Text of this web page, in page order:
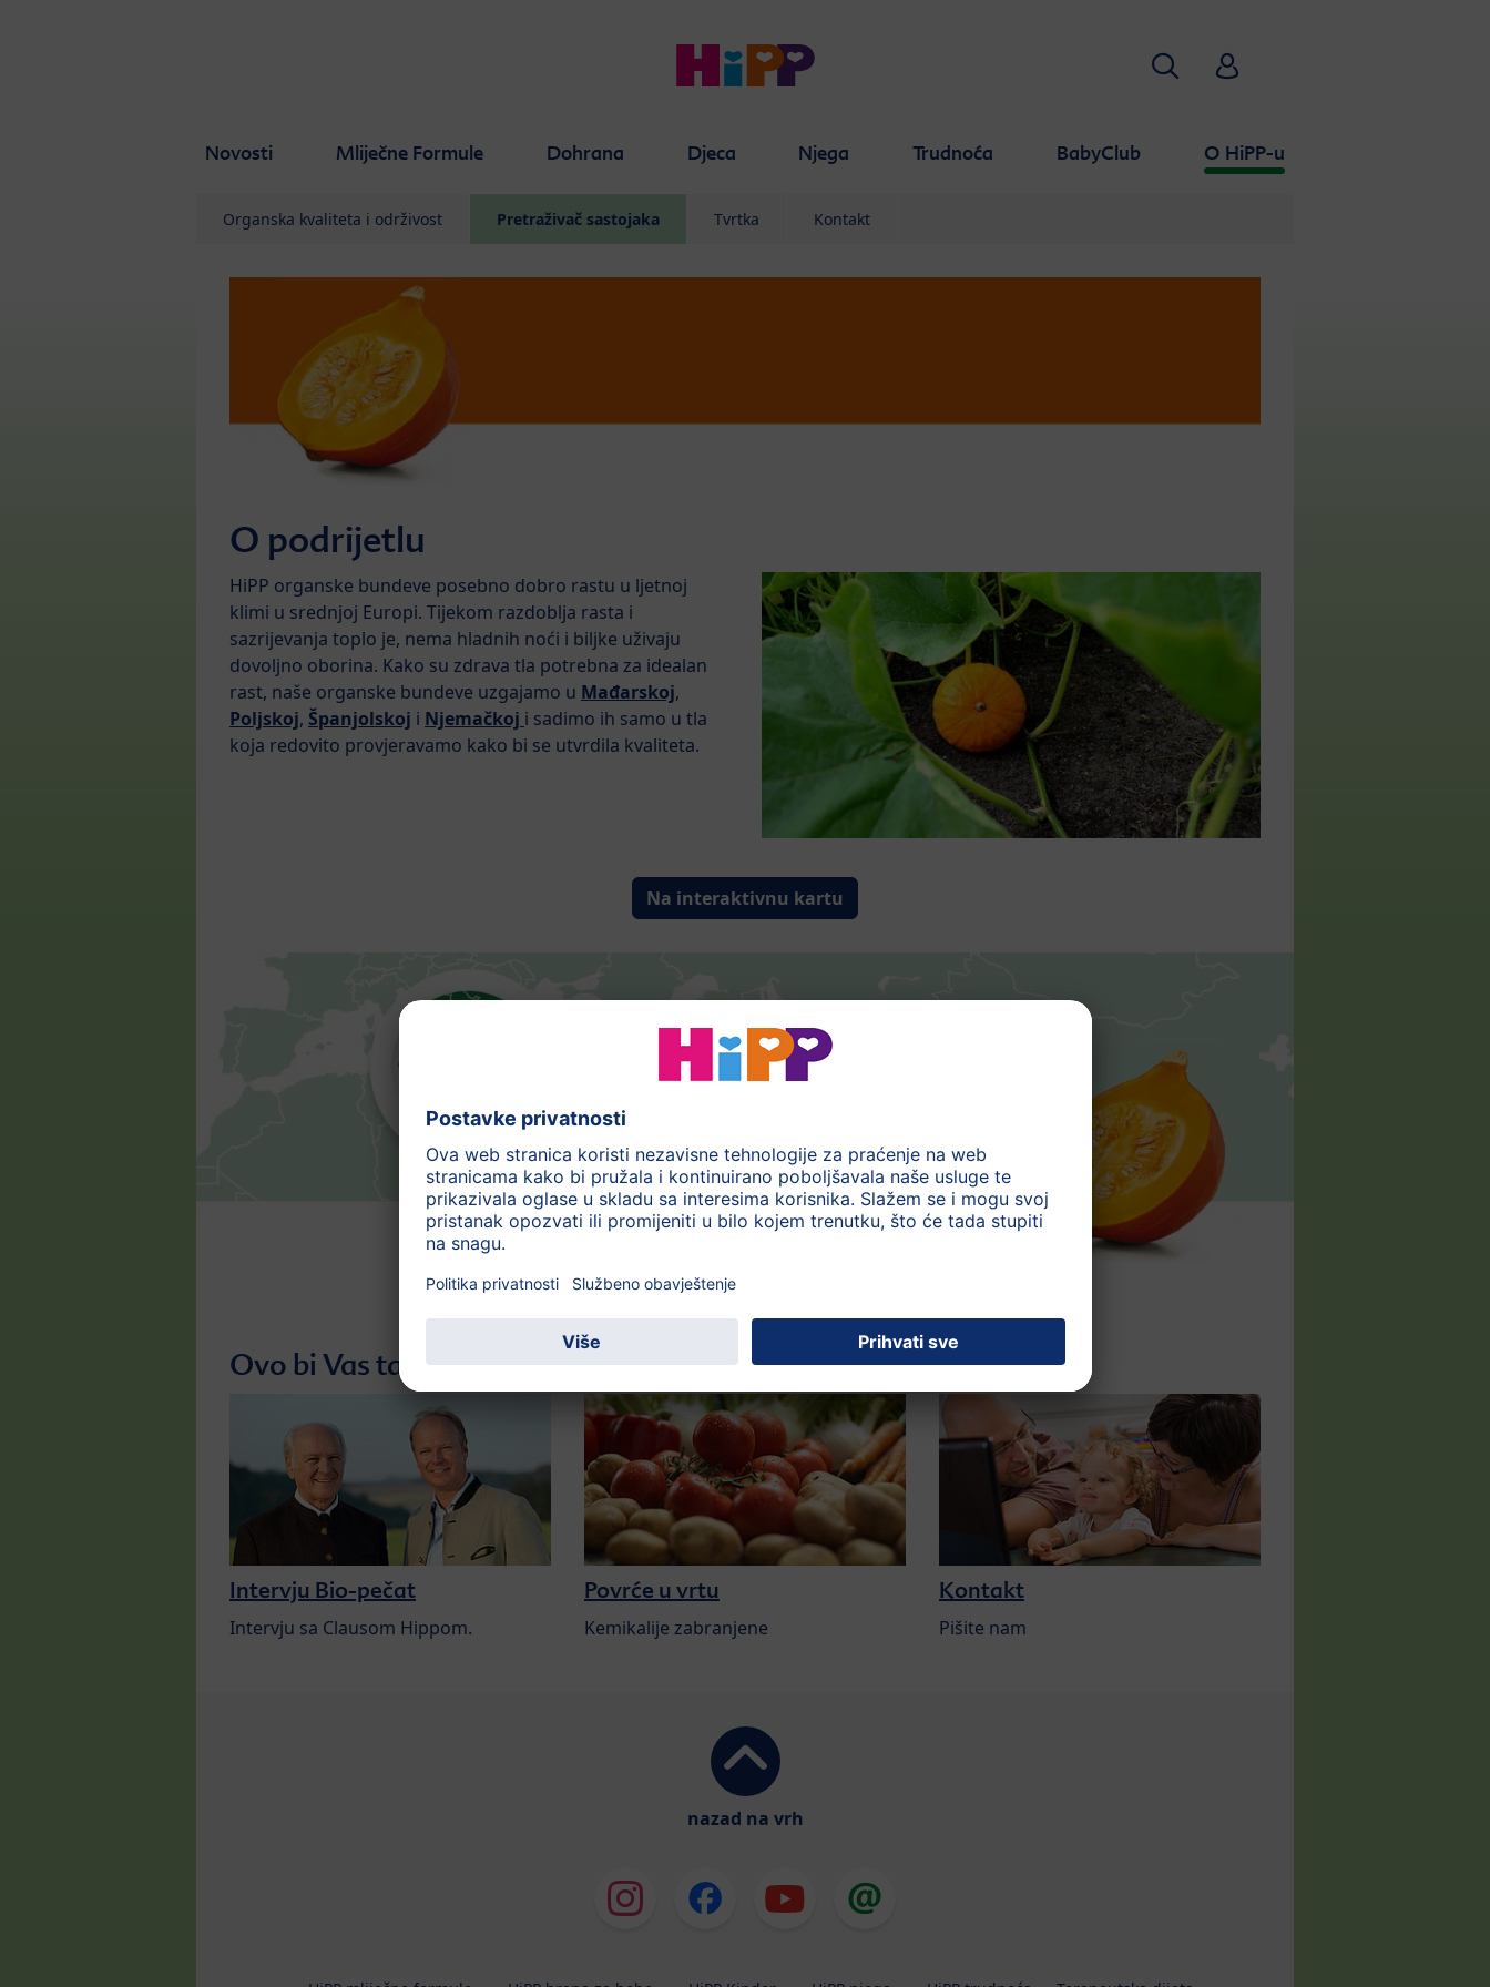
Novosti Mliječne Formule Dohrana Djeca Njega Trudnoća BabyClub O HiPP-u
Traži HiPP Babyclub
Organska kvaliteta i održivost Pretraživač sastojaka Tvrtka Kontakt
O podrijetlu
HiPP organske bundeve posebno dobro rastu u ljetnoj
klimi u srednjoj Europi. Tijekom razdoblja rasta i
sazrijevanja toplo je, nema hladnih noći i biljke uživaju
dovoljno oborina. Kako su zdrava tla potrebna za idealan
rast, naše organske bundeve uzgajamo u Mađarskoj,
Poljskoj, Španjolskoj i Njemačkoj i sadimo ih samo u tla
koja redovito provjeravamo kako bi se utvrdila kvaliteta.
Na interaktivnu kartu
Ovo bi Vas također moglo zanimati:
Intervju Bio-pečat
Intervju sa Clausom Hippom.
Povrće u vrtu
Kemikalije zabranjene
Kontakt
Pišite nam
nazad na vrh